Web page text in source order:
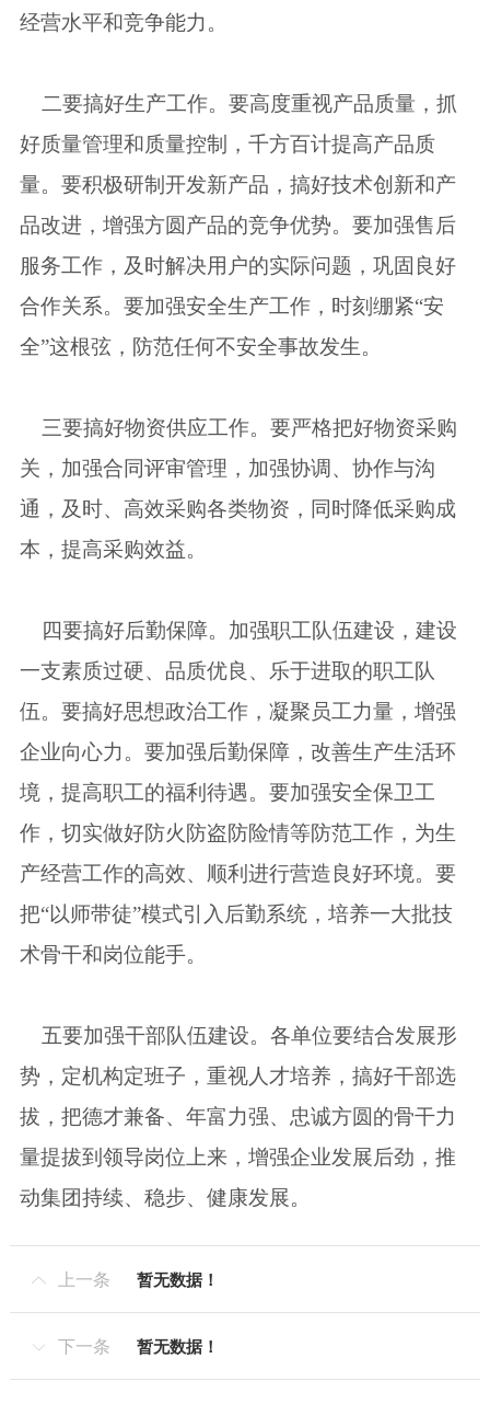
经营水平和竞争能力。
二要搞好生产工作。要高度重视产品质量，抓
好质量管理和质量控制，千方百计提高产品质
量。要积极研制开发新产品，搞好技术创新和产
品改进，增强方圆产品的竞争优势。要加强售后
服务工作，及时解决用户的实际问题，巩固良好
合作关系。要加强安全生产工作，时刻绷紧“安
全”这根弦，防范任何不安全事故发生。
三要搞好物资供应工作。要严格把好物资采购
关，加强合同评审管理，加强协调、协作与沟
通，及时、高效采购各类物资，同时降低采购成
本，提高采购效益。
四要搞好后勤保障。加强职工队伍建设，建设
一支素质过硬、品质优良、乐于进取的职工队
伍。要搞好思想政治工作，凝聚员工力量，增强
企业向心力。要加强后勤保障，改善生产生活环
境，提高职工的福利待遇。要加强安全保卫工
作，切实做好防火防盗防险情等防范工作，为生
产经营工作的高效、顺利进行营造良好环境。要
把“以师带徒”模式引入后勤系统，培养一大批技
术骨干和岗位能手。
五要加强干部队伍建设。各单位要结合发展形
势，定机构定班子，重视人才培养，搞好干部选
拔，把德才兼备、年富力强、忠诚方圆的骨干力
量提拔到领导岗位上来，增强企业发展后劲，推
动集团持续、稳步、健康发展。
 上一条 暂无数据！
 下一条 暂无数据！